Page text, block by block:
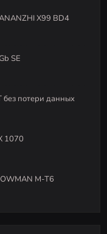
X99 BD4
SE
без потери данных
1070
M-T6